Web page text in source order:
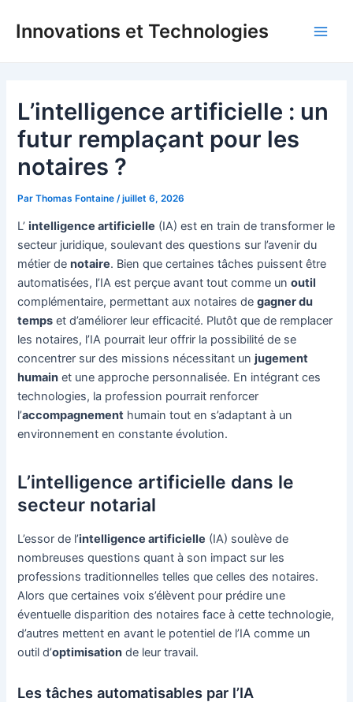
Innovations et Technologies
L’intelligence artificielle : un
futur remplaçant pour les
notaires ?
ParThomas Fontaine /juillet 6, 2026
L’intelligence artificielle (IA) est en train de transformer le
secteur juridique, soulevant des questions sur l’avenir du
métier denotaire. Bien que certaines tâches puissent être
automatisées, l’IA est perçue avant tout comme unoutil
complémentaire, permettant aux notaires degagner du
temps et d’améliorer leur efficacité. Plutôt que de remplacer
les notaires, l’IA pourrait leur offrir la possibilité de se
concentrer sur des missions nécessitant unjugement
humain et une approche personnalisée. En intégrant ces
technologies, la profession pourrait renforcer
l’accompagnement humain tout en s’adaptant à un
environnement en constante évolution.
L’intelligence artificielle dans le
secteur notarial
L’essor de l’intelligence artificielle (IA) soulève de
nombreuses questions quant à son impact sur les
professions traditionnelles telles que celles des notaires.
Alors que certaines voix s’élèvent pour prédire une
éventuelle disparition des notaires face à cette technologie,
d’autres mettent en avant le potentiel de l’IA comme un
outil d’optimisation de leur travail.
Les tâches automatisables par l’IA